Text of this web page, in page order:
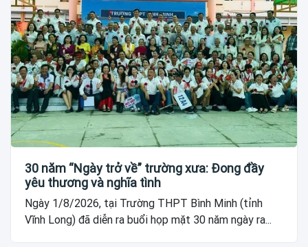
30 năm “Ngày trở về” trường xưa: Đong đầy
yêu thương và nghĩa tình
Ngày 1/8/2026, tại Trường THPT Bình Minh (tỉnh
Vĩnh Long) đã diễn ra buổi họp mặt 30 năm ngày ra...